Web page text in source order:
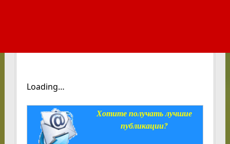
Loading…
Хотите получать лучшие
публикации?